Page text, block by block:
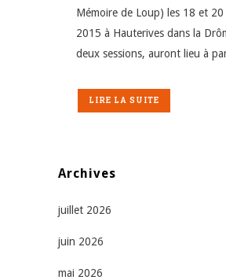
Mémoire de Loup) les 18 et 20
2015 à Hauterives dans la
deux sessions, auront lieu à
LIRE LA SUITE
Archives
juillet 2026
juin 2026
mai 2026